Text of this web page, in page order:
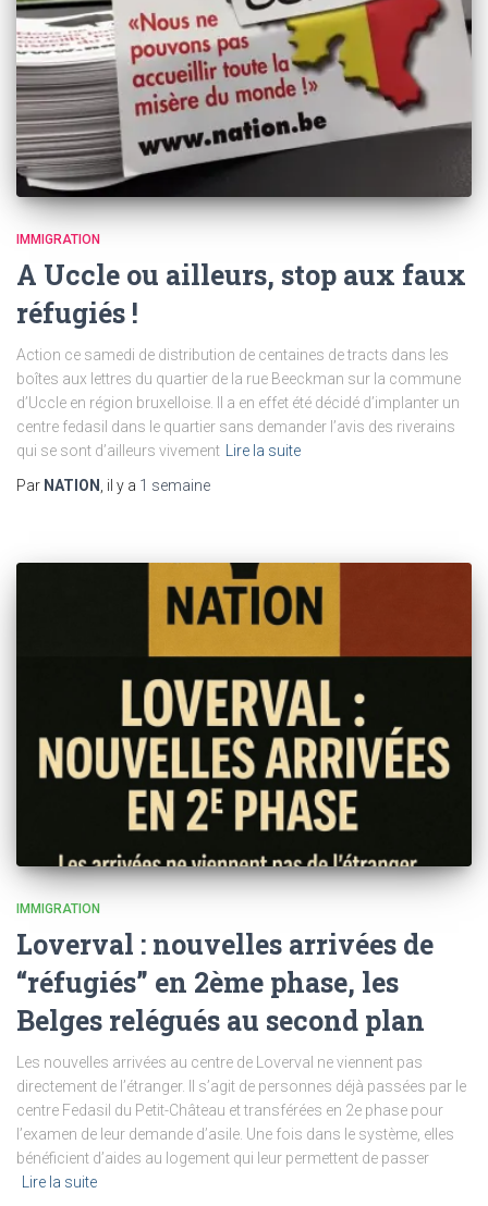
IMMIGRATION
A Uccle ou ailleurs, stop aux faux
réfugiés !
Action ce samedi de distribution de centaines de tracts dans les
boîtes aux lettres du quartier de la rue Beeckman sur la commune
d’Uccle en région bruxelloise. Il a en effet été décidé d’implanter un
centre fedasil dans le quartier sans demander l’avis des riverains
qui se sont d’ailleurs vivement Lire la suite
Par NATION , il y a 1 semaine
IMMIGRATION
Loverval : nouvelles arrivées de
“réfugiés” en 2ème phase, les
Belges relégués au second plan
Les nouvelles arrivées au centre de Loverval ne viennent pas
directement de l’étranger. Il s’agit de personnes déjà passées par le
centre Fedasil du Petit-Château et transférées en 2e phase pour
l’examen de leur demande d’asile. Une fois dans le système, elles
bénéficient d’aides au logement qui leur permettent de passer
Lire la suite